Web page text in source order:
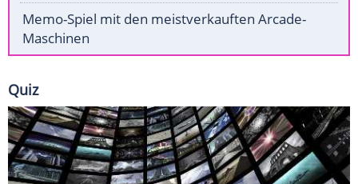
Memo-Spiel mit den meistverkauften Arcade-
Maschinen
Quiz